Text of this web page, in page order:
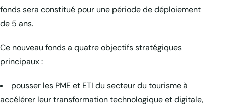
fonds sera constitué pour une période de déploiement
de 5 ans.
Ce nouveau fonds a quatre objectifs stratégiques
principaux :
pousser les PME et ETI du secteur du tourisme à
accélérer leur transformation technologique et digitale,